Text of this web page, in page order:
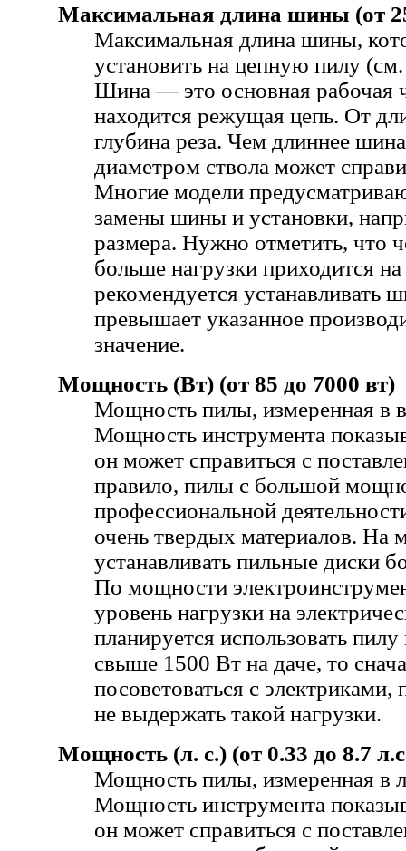
Максимальная длина шины (от
Максимальная длина шины,
установить на цепную пилу
Шина — это основная рабочая
находится режущая цепь. От
глубина реза. Чем длиннее
диаметром ствола может
Многие модели
замены шины и установки,
размера. Нужно отметить, что
больше нагрузки приходится
рекомендуется устанавливать
превышает указанное
значение.
Мощность (Вт) (от 85 до 7000 вт)
Мощность пилы, измеренная в
Мощность инструмента
он может справиться с
правило, пилы с большой
профессиональной
очень твердых материалов.
устанавливать пильные диски
По мощности
уровень нагрузки на
планируется использовать
свыше 1500 Вт на даче, то
посоветоваться с электриками,
не выдержать такой нагрузки.
Мощность (л. с.) (от 0.33 до 8.7
Мощность пилы, измеренная в
Мощность инструмента
он может справиться с